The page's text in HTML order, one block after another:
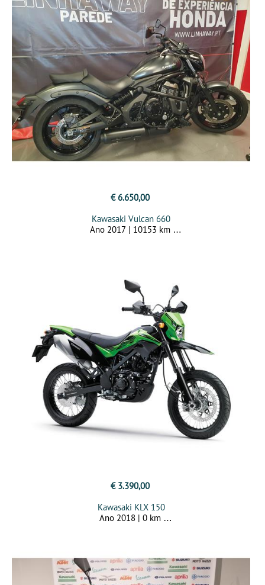
€ 6.650,00
Kawasaki Vulcan 660
Ano 2017 | 10153 km
€ 3.390,00
Kawasaki KLX 150
Ano 2018 | 0 km